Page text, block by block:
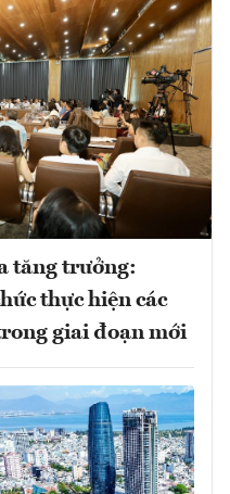
tăng trưởng:
thực hiện các
giai đoạn mới